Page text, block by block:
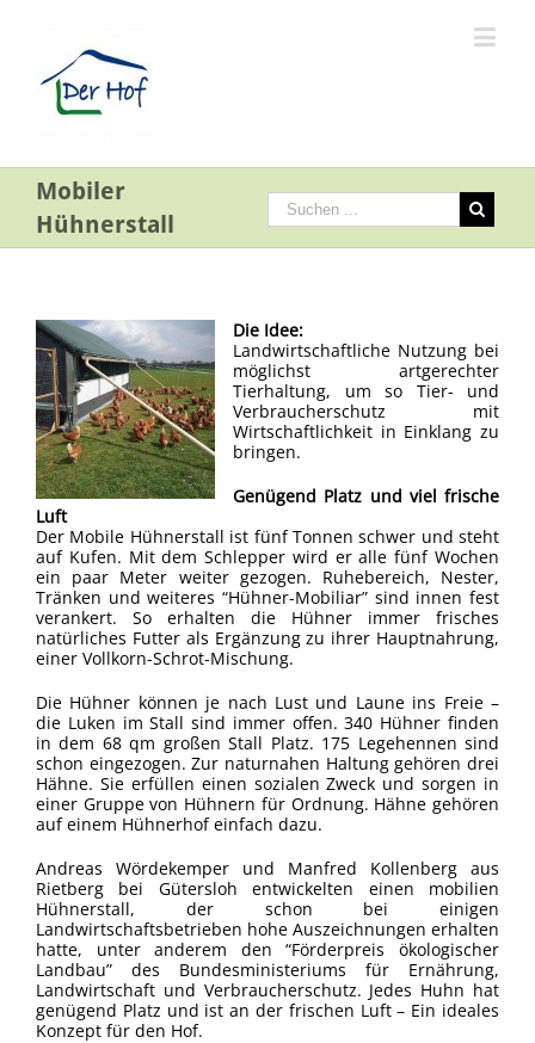
Mobiler
Hühnerstall
Die Idee:
Landwirtschaftliche Nutzung bei
möglichst artgerechter
Tierhaltung, um so Tier- und
Verbraucherschutz mit
Wirtschaftlichkeit in Einklang zu
bringen.
Genügend Platz und viel frische
Luft
Der Mobile Hühnerstall ist fünf Tonnen schwer und steht
auf Kufen. Mit dem Schlepper wird er alle fünf Wochen
ein paar Meter weiter gezogen. Ruhebereich, Nester,
Tränken und weiteres “Hühner-Mobiliar” sind innen fest
verankert. So erhalten die Hühner immer frisches
natürliches Futter als Ergänzung zu ihrer Hauptnahrung,
einer Vollkorn-Schrot-Mischung.
Die Hühner können je nach Lust und Laune ins Freie –
die Luken im Stall sind immer offen. 340 Hühner finden
in dem 68 qm großen Stall Platz. 175 Legehennen sind
schon eingezogen. Zur naturnahen Haltung gehören drei
Hähne. Sie erfüllen einen sozialen Zweck und sorgen in
einer Gruppe von Hühnern für Ordnung. Hähne gehören
auf einem Hühnerhof einfach dazu.
Andreas Wördekemper und Manfred Kollenberg aus
Rietberg bei Gütersloh entwickelten einen mobilien
Hühnerstall, der schon bei einigen
Landwirtschaftsbetrieben hohe Auszeichnungen erhalten
hatte, unter anderem den “Förderpreis ökologischer
Landbau” des Bundesministeriums für Ernährung,
Landwirtschaft und Verbraucherschutz. Jedes Huhn hat
genügend Platz und ist an der frischen Luft – Ein ideales
Konzept für den Hof.